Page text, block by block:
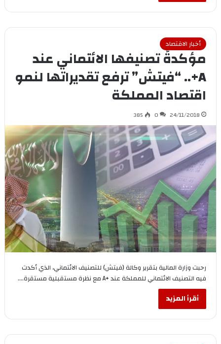
أخبار الاقتصاد
مؤكدةً تصنيفها الائتماني عند
A+.. “فيتش” ترفع تقديراتها لنمو
اقتصاد المملكة
24/11/2018
0
385
رحبت وزارة المالية بتقرير وكالة (فيتش) للتصنيف الائتماني، الذي أكدت
فيه التصنيف الائتماني للمملكة عند +A مع نظرة مستقبلية مستقرة.…
أقرأ المزيد